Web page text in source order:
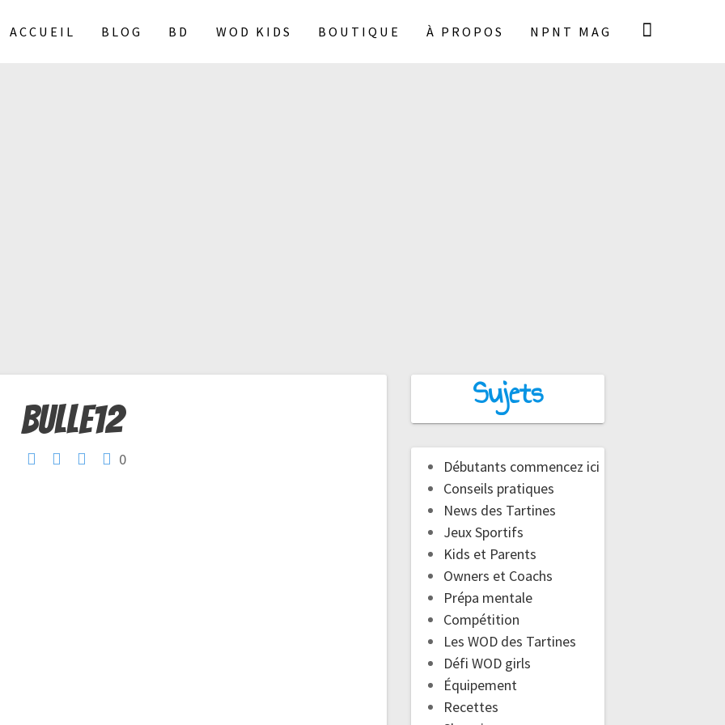
ACCUEIL BLOG BD WOD KIDS BOUTIQUE À PROPOS NPNT MAG
bulle12
0
Sujets
Débutants commencez ici
Conseils pratiques
News des Tartines
Jeux Sportifs
Kids et Parents
Owners et Coachs
Prépa mentale
Compétition
Les WOD des Tartines
Défi WOD girls
Équipement
Recettes